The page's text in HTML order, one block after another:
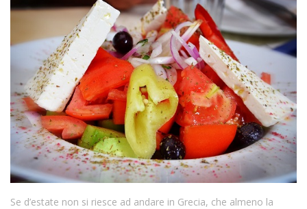
Se d’estate non si riesce ad andare in Grecia, che almeno la